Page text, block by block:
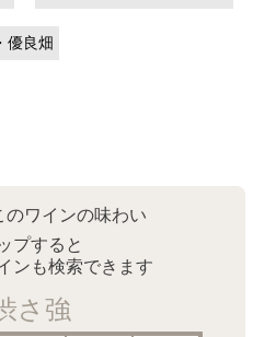
優良畑
ワインの味わい
プすると
ンも検索できます
さ強